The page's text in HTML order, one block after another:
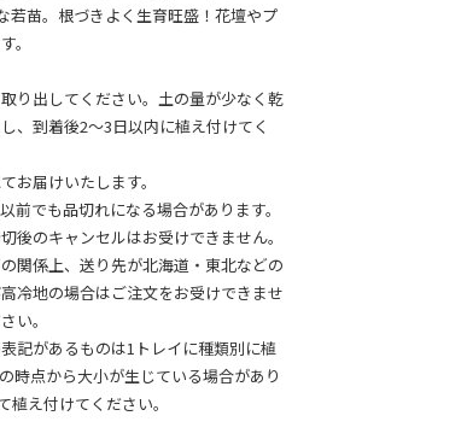
若苗。根づきよく生育旺盛！花壇やプ
。
り出してください。土の量が少なく乾
、到着後2～3日以内に植え付けてく
お届けいたします。
前でも品切れになる場合があります。
後のキャンセルはお受けできません。
関係上、送り先が北海道・東北などの
冷地の場合はご注文をお受けできませ
い。
記があるものは1トレイに種類別に植
時点から大小が生じている場合があり
植え付けてください。